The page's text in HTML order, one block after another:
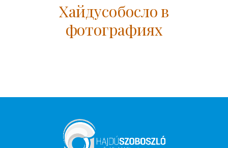
Хайдусобосло в
фотографиях